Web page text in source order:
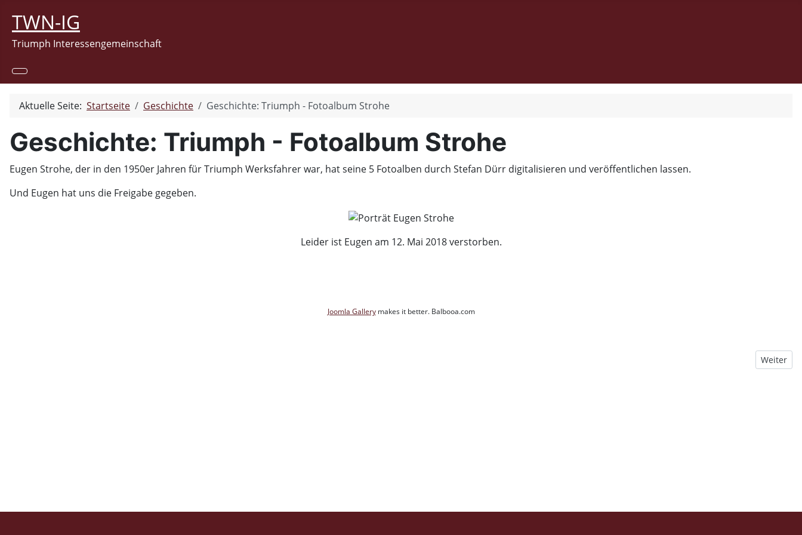
TWN-IG
Triumph Interessengemeinschaft
Aktuelle Seite: Startseite Geschichte Geschichte: Triumph - Fotoalbum Strohe
Geschichte: Triumph - Fotoalbum Strohe
Eugen Strohe, der in den 1950er Jahren für Triumph Werksfahrer war, hat seine 5 Fotoalben durch Stefan Dürr digitalisieren und veröffentlichen lassen.
Und Eugen hat uns die Freigabe gegeben.
Leider ist Eugen am 12. Mai 2018 verstorben.
Joomla Gallerymakes it better. Balbooa.com
Nächster
Weiter